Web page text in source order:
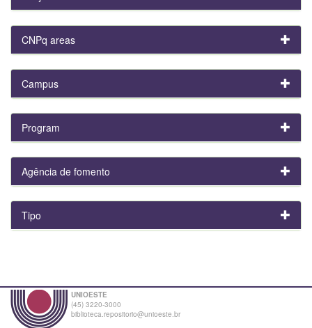
CNPq areas
Campus
Program
Agência de fomento
Tipo
UNIOESTE
(45) 3220-3000
biblioteca.repositorio@unioeste.br